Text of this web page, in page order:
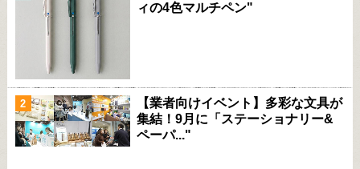
ィの4色マルチペン"
【業者向けイベント】多彩な文具が
集結！9月に「ステーショナリー&
ペーパ..."